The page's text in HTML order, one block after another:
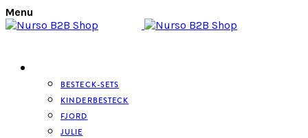
Menu
BESTECK-SETS
KINDERBESTECK
FJORD
JULIE